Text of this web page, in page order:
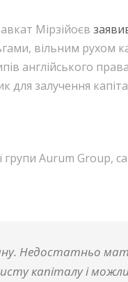
Мірзійоєв
вільним рухом
англійського
залучення
групи Aurum Group,
Недостатньо
капіталу і